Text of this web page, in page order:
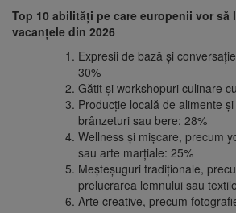
Top 10 abilități pe care europenii vor să
vacanțele din 2026
Expresii de bază și
30%
Gătit și workshopuri culinare
Producție locală de alimente
brânzeturi sau bere: 28%
Wellness și mișcare, precum
sau arte marțiale: 25%
Meșteșuguri tradiționale,
prelucrarea lemnului sau
Arte creative, precum